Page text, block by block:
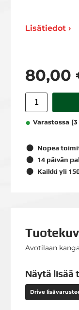
Lisätiedot ›
80,00
Varastossa
Nopea
14 päivän
Kaikki yli
Avotilaan
Näytä lisää
Drive